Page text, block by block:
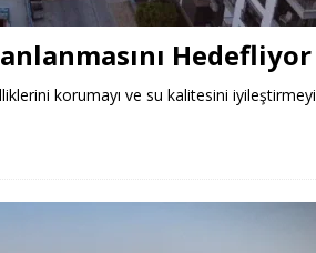
Hedefliyor
korumayı ve su kalitesini iyileştirmeyi